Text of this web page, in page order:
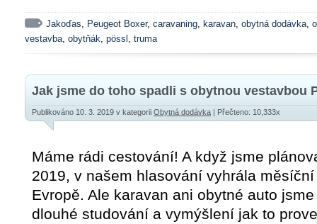
Jakoďas, Peugeot Boxer, caravaning, karavan, obytná dodávka,
vestavba, obytňák, pössl , truma
Jak jsme do toho spadli s obytnou vestavbou
Publikováno 10. 3. 2019 v kategorii Obytná dodávka | Přečteno: 10,333x
Máme rádi cestování! A když jsme
2019, v našem hlasování vyhrála
Evropě. Ale karavan ani obytné auto
dlouhé studování a vymýšlení jak to